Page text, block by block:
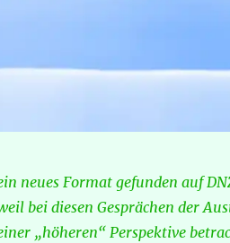
neues Format gefunden auf
bei diesen Gesprächen der
„höheren“ Perspektive